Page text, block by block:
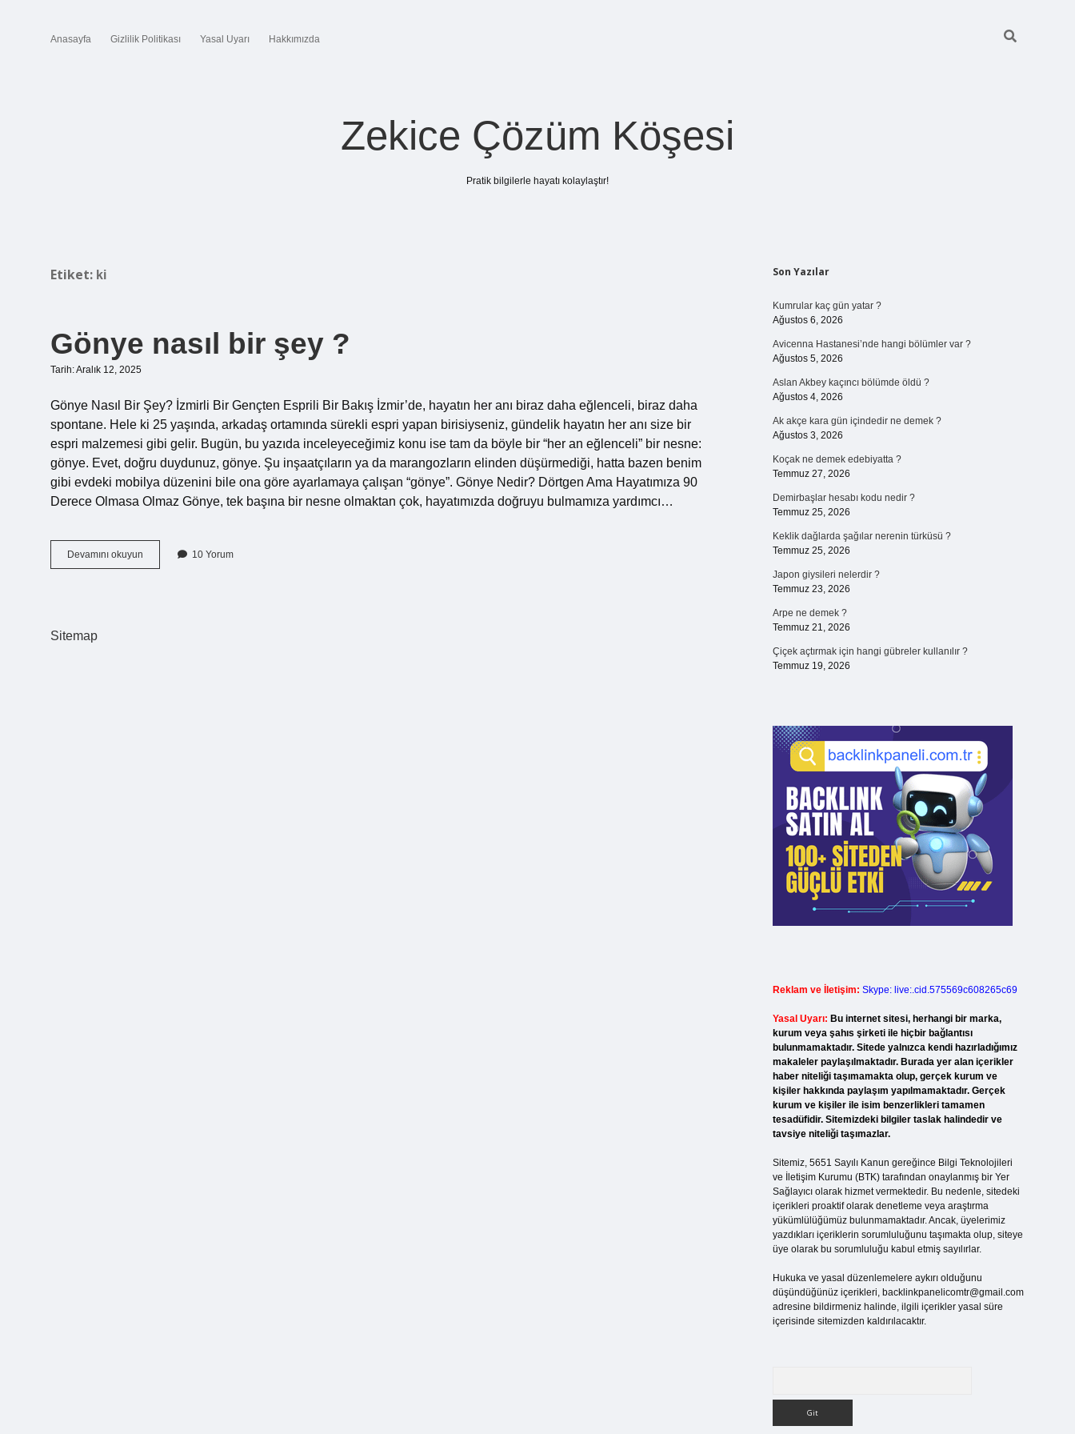
Anasayfa Gizlilik Politikası Yasal Uyarı Hakkımızda
Zekice Çözüm Köşesi
Pratik bilgilerle hayatı kolaylaştır!
Etiket: ki
Gönye nasıl bir şey ?
Tarih: Aralık 12, 2025
Gönye Nasıl Bir Şey? İzmirli Bir Gençten Esprili Bir Bakış İzmir’de, hayatın her anı biraz daha eğlenceli, biraz daha
spontane. Hele ki 25 yaşında, arkadaş ortamında sürekli espri yapan birisiyseniz, gündelik hayatın her anı size bir
espri malzemesi gibi gelir. Bugün, bu yazıda inceleyeceğimiz konu ise tam da böyle bir “her an eğlenceli” bir nesne:
gönye. Evet, doğru duydunuz, gönye. Şu inşaatçıların ya da marangozların elinden düşürmediği, hatta bazen benim
gibi evdeki mobilya düzenini bile ona göre ayarlamaya çalışan “gönye”. Gönye Nedir? Dörtgen Ama Hayatımıza 90
Derece Olmasa Olmaz Gönye, tek başına bir nesne olmaktan çok, hayatımızda doğruyu bulmamıza yardımcı…
Devamını okuyun
nasıl
10 Yorum
Sitemap
Sidebar
Son Yazılar
Kumrular kaç gün yatar ?
Ağustos 6, 2026
Avicenna Hastanesi’nde hangi bölümler var ?
Ağustos 5, 2026
Aslan Akbey kaçıncı bölümde öldü ?
Ağustos 4, 2026
Ak akçe kara gün içindedir ne demek ?
Ağustos 3, 2026
Koçak ne demek edebiyatta ?
Temmuz 27, 2026
Demirbaşlar hesabı kodu nedir ?
Temmuz 25, 2026
Keklik dağlarda şağılar nerenin türküsü ?
Temmuz 25, 2026
Japon giysileri nelerdir ?
Temmuz 23, 2026
Arpe ne demek ?
Temmuz 21, 2026
Çiçek açtırmak için hangi gübreler kullanılır ?
Temmuz 19, 2026
Reklam ve İletişim: Skype: live:.cid.575569c608265c69
Yasal Uyarı: Bu internet sitesi, herhangi bir marka,
kurum veya şahıs şirketi ile hiçbir bağlantısı
bulunmamaktadır. Sitede yalnızca kendi hazırladığımız
makaleler paylaşılmaktadır. Burada yer alan içerikler
haber niteliği taşımamakta olup, gerçek kurum ve
kişiler hakkında paylaşım yapılmamaktadır. Gerçek
kurum ve kişiler ile isim benzerlikleri tamamen
tesadüfidir. Sitemizdeki bilgiler taslak halindedir ve
tavsiye niteliği taşımazlar.
Sitemiz, 5651 Sayılı Kanun gereğince Bilgi Teknolojileri
ve İletişim Kurumu (BTK) tarafından onaylanmış bir Yer
Sağlayıcı olarak hizmet vermektedir. Bu nedenle, sitedeki
içerikleri proaktif olarak denetleme veya araştırma
yükümlülüğümüz bulunmamaktadır. Ancak, üyelerimiz
yazdıkları içeriklerin sorumluluğunu taşımakta olup, siteye
üye olarak bu sorumluluğu kabul etmiş sayılırlar.
Hukuka ve yasal düzenlemelere aykırı olduğunu
düşündüğünüz içerikleri, backlinkpanelicomtr@gmail.com
adresine bildirmeniz halinde, ilgili içerikler yasal süre
içerisinde sitemizden kaldırılacaktır.